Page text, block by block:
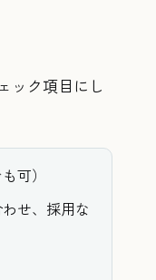
ック項目にし
可）
せ、採用な